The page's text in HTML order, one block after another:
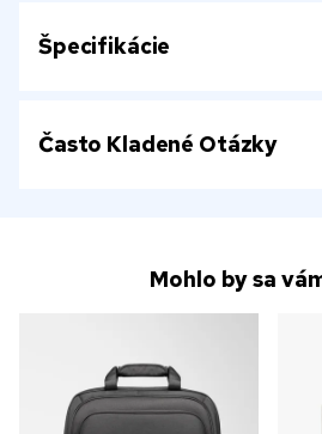
Špecifikácie
Často Kladené Otázky
Mohlo by sa